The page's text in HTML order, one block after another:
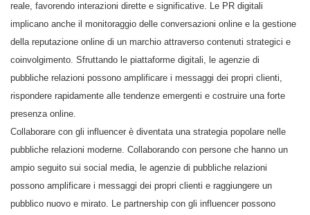
reale, favorendo interazioni dirette e significative. Le PR digitali
implicano anche il monitoraggio delle conversazioni online e la gestione
della reputazione online di un marchio attraverso contenuti strategici e
coinvolgimento. Sfruttando le piattaforme digitali, le agenzie di
pubbliche relazioni possono amplificare i messaggi dei propri clienti,
rispondere rapidamente alle tendenze emergenti e costruire una forte
presenza online.
Collaborare con gli influencer è diventata una strategia popolare nelle
pubbliche relazioni moderne. Collaborando con persone che hanno un
ampio seguito sui social media, le agenzie di pubbliche relazioni
possono amplificare i messaggi dei propri clienti e raggiungere un
pubblico nuovo e mirato. Le partnership con gli influencer possono